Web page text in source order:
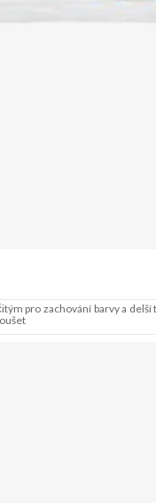
pro zachování barvy a